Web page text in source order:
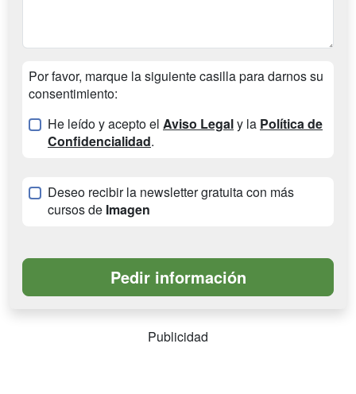
Por favor, marque la siguiente casilla para darnos su
consentimiento:
He leído y acepto el Aviso Legaly la Política de
Confidencialidad.
Deseo recibir la newsletter gratuita con más
cursos de Imagen
Publicidad